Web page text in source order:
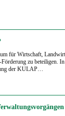
für Wirtschaft,
zu beteiligen.
der KULAP…